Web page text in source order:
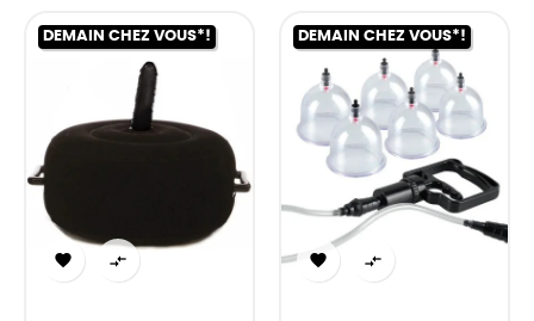
DEMAIN CHEZ VOUS*!
 
DEMAIN CHEZ VOUS*!
 